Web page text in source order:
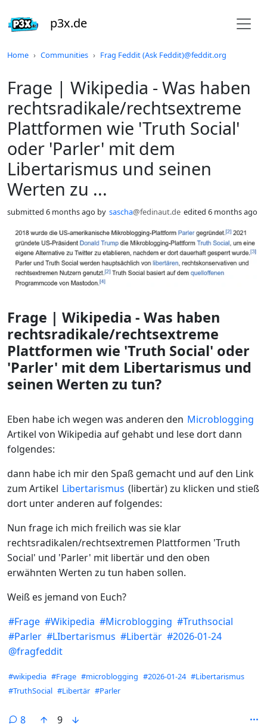
p3x.de
Home Communities Frag Feddit (Ask Feddit)@feddit.org
Frage | Wikipedia - Was haben
rechtsradikale/rechtsextreme
Plattformen wie 'Truth Social'
oder 'Parler' mit dem
Libertarismus und seinen
Werten zu ...
submitted 6 months ago by sascha@fedinaut.de edited 6 months ago
Frage | Wikipedia - Was haben
rechtsradikale/rechtsextreme
Plattformen wie 'Truth Social' oder
'Parler' mit dem Libertarismus und
seinen Werten zu tun?
Eben habe ich wegen was anderen den Microblogging
Artikel von Wikipedia auf gehabt und lese dort dann
folgendes:
dann habe ich mir den Spaß gemacht und auf den Link
zum Artikel Libertarismus (libertär) zu klicken und stieß
dort unter anderen auf folgendes:
Nun frage ich mich freilich was sie klar
rechtsradikalen/rechtsextremen Plattformen 'Truth
Social' und 'Parler' mit libertär und den oben
erwähnten Werten zu tun haben sollen.
Weiß es jemand von Euch?
#Frage #Wikipedia #Microblogging #Truthsocial
#Parler #LIbertarismus #Libertär #2026-01-24
@fragfeddit
Hashtags
#wikipedia #Frage #microblogging #2026-01-24 #Libertarismus
#TruthSocial #Libertär #Parler
8
9
Do not click this